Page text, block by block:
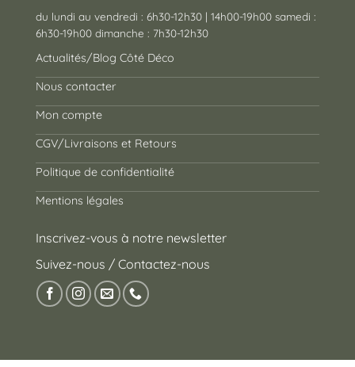
du lundi au vendredi : 6h30-12h30 | 14h00-19h00 samedi :
6h30-19h00 dimanche : 7h30-12h30
Actualités/Blog Côté Déco
Nous contacter
Mon compte
CGV/Livraisons et Retours
Politique de confidentialité
Mentions légales
Inscrivez-vous à notre newsletter
Suivez-nous / Contactez-nous